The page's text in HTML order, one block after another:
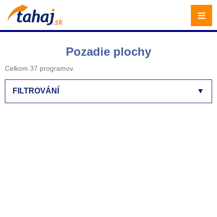
Pozadie plochy
Celkom 37 programov.
▼
FILTROVÁNÍ
≡